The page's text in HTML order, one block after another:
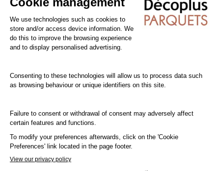
pour profiter de votre chauffage.
Conseil : Ajoutez unemarge de 10% à votre surface réelle.
Tout pour faire soi-même : La pose collée